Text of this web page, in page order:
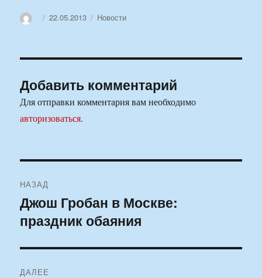
АвторОпубликовано
22.05.2013 Рубрики
Новости
Добавить комментарий
Для отправки комментария вам необходимо
авторизоваться.
по
записям
НАЗАД
Предыдущая
запись:
Джош Гробан в Москве:
праздник обаяния
ДАЛЕЕ